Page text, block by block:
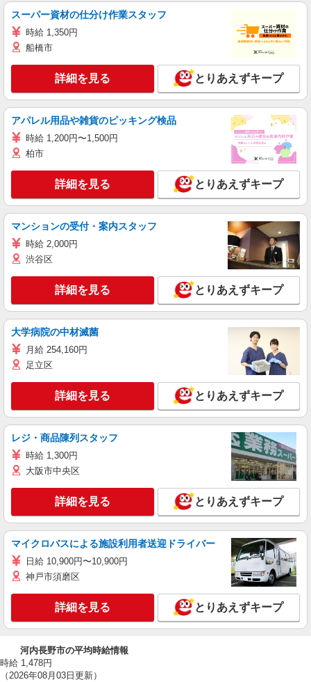
スーパー資材の仕分け作業スタッフ
時給 1,350円
船橋市
詳細を見る とりあえずキープ
アパレル用品や雑貨のピッキング検品
時給 1,200円〜1,500円
柏市
詳細を見る とりあえずキープ
マンションの受付・案内スタッフ
時給 2,000円
渋谷区
詳細を見る とりあえずキープ
大学病院の中材滅菌
月給 254,160円
足立区
詳細を見る とりあえずキープ
レジ・商品陳列スタッフ
時給 1,300円
大阪市中央区
詳細を見る とりあえずキープ
マイクロバスによる施設利用者送迎ドライバー
日給 10,900円〜10,900円
神戸市須磨区
詳細を見る とりあえずキープ
河内長野市の平均時給情報
時給 1,478円
（2026年08月03日更新）